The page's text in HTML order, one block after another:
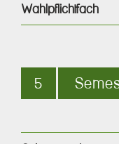
Wahlpflichtfach
5